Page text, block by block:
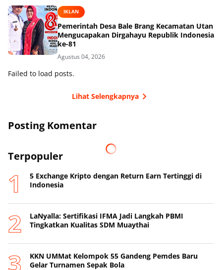
IKLAN
Pemerintah Desa Bale Brang Kecamatan Utan
Mengucapakan Dirgahayu Republik Indonesia
ke-81
Agustus 04, 2026
Failed to load posts.
Lihat Selengkapnya
Posting Komentar
Terpopuler
5 Exchange Kripto dengan Return Earn Tertinggi di
Indonesia
LaNyalla: Sertifikasi IFMA Jadi Langkah PBMI
Tingkatkan Kualitas SDM Muaythai
KKN UMMat Kelompok 55 Gandeng Pemdes Baru
Gelar Turnamen Sepak Bola